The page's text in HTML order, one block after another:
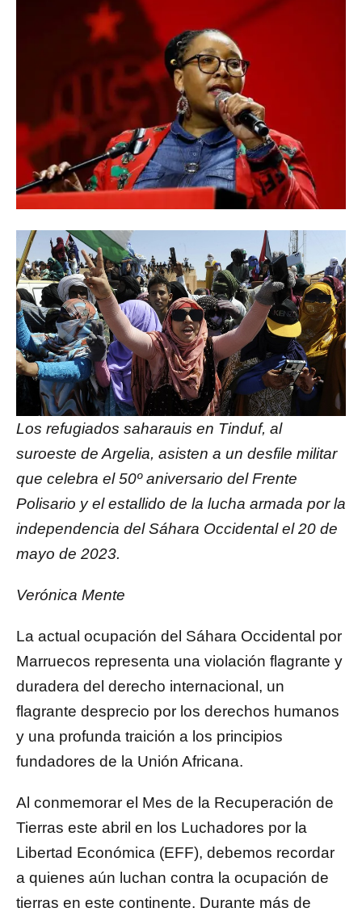
Los refugiados saharauis en Tinduf, al
suroeste de Argelia, asisten a un desfile militar
que celebra el 50º aniversario del Frente
Polisario y el estallido de la lucha armada por la
independencia del Sáhara Occidental el 20 de
mayo de 2023.
Verónica Mente
La actual ocupación del Sáhara Occidental por
Marruecos representa una violación flagrante y
duradera del derecho internacional, un
flagrante desprecio por los derechos humanos
y una profunda traición a los principios
fundadores de la Unión Africana.
Al conmemorar el Mes de la Recuperación de
Tierras este abril en los Luchadores por la
Libertad Económica (EFF), debemos recordar
a quienes aún luchan contra la ocupación de
tierras en este continente. Durante más de